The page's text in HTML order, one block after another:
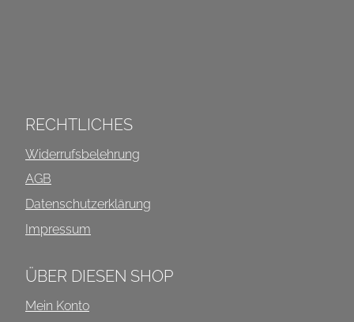
RECHTLICHES
Widerrufsbelehrung
AGB
Datenschutzerklärung
Impressum
ÜBER DIESEN SHOP
Mein Konto